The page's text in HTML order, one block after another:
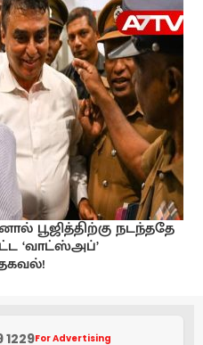
பூஜித்திற்கு நடந்ததே
‘வாட்ஸ்அப்’
1229For Advertising